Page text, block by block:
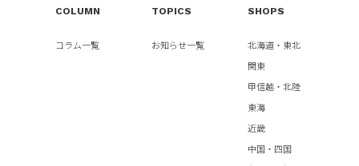
COLUMN
コラム一覧
TOPICS
お知らせ一覧
SHOPS
北海道・東北
関東
甲信越・北陸
東海
近畿
中国・四国